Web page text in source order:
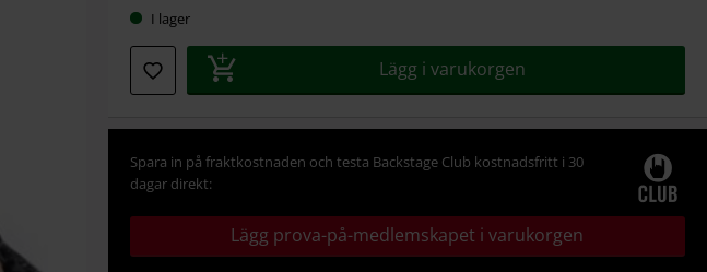
I lager
Lägg i varukorgen
Spara in på fraktkostnaden och testa Backstage Club kostnadsfritt i 30
dagar direkt:
Lägg prova-på-medlemskapet i varukorgen